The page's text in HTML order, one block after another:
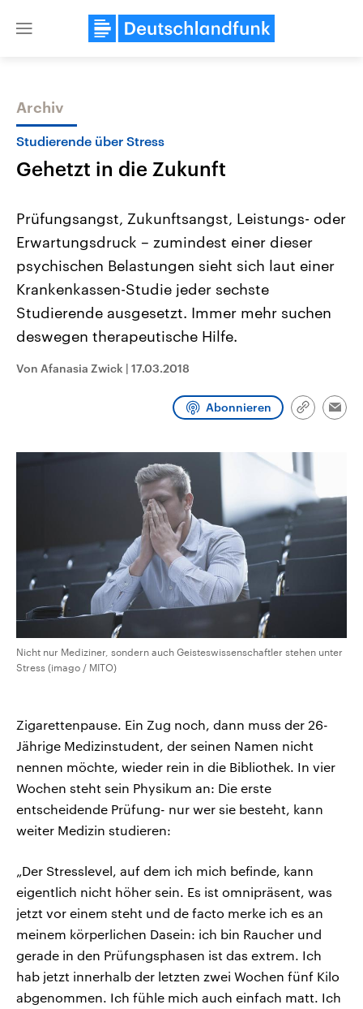
Close
Themen
Landtagswahl Sachsen-Anhalt
2026
Alle Informationen
Sachsen-Anhalt wählt am 6.
September 2026 einen neuen
Landtag. Seit 2021 wird das
Bundesland von einer Koalition aus
CDU, SPD und FDP regiert.-
Wahlprogramme, aktuelle Berichte
und Hintergründe zu den Parteien
USA
Aktuelle Beiträge,
Hintergründe
Wirtschaftlich und
gehören die Vereinigten
Programm Podcasts
Audio-Archiv
Archiv
Studierende über Stress
Gehetzt in die Zukunft
Prüfungsangst, Zukunftsangst, Leistungs- oder
Erwartungsdruck – zumindest einer dieser
psychischen Belastungen sieht sich laut einer
Krankenkassen-Studie jeder sechste
Studierende ausgesetzt. Immer mehr suchen
deswegen therapeutische Hilfe.
Von Afanasia Zwick | 17.03.2018
Abonnieren
Link
Nicht nur Mediziner, sondern auch Geisteswissenschaftler stehen unter
Stress (imago / MITO)
Zigarettenpause. Ein Zug noch, dann muss der 26-
Jährige Medizinstudent, der seinen Namen nicht
nennen möchte, wieder rein in die Bibliothek. In vier
Wochen steht sein Physikum an: Die erste
entscheidende Prüfung- nur wer sie besteht, kann
weiter Medizin studieren:
„Der Stresslevel, auf dem ich mich befinde, kann
eigentlich nicht höher sein. Es ist omnipräsent, was
jetzt vor einem steht und de facto merke ich es an
meinem körperlichen Dasein: ich bin Raucher und
gerade in den Prüfungsphasen ist das extrem. Ich
hab jetzt innerhalb der letzten zwei Wochen fünf Kilo
abgenommen. Ich fühle mich auch einfach matt. Ich